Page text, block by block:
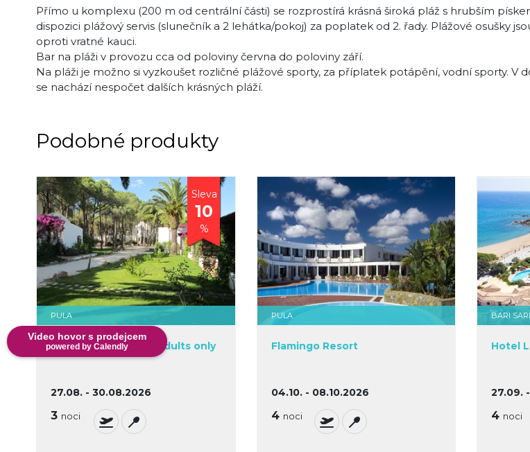
Video hovor s prodejcem
powered by Calendly
Přímo u komplexu (200 m od centrální části) se rozprostírá krásná široká pláž s hrubším
dispozici plážový servis (slunečník a 2 lehátka/pokoj) za poplatek od 2. řady. Plážové osušky
oproti vratné kauci.
Bar na pláži v provozu cca od poloviny června do poloviny září.
Na pláži je možno si vyzkoušet rozličné plážové sporty, za příplatek potápění, vodní sporty. V
se nachází nespočet dalších krásných pláží.
Podobné produkty
Sleva
10
%
PULA
Hotel Mare Pineta - Adults only
27.08. - 30.08.2026
3 noci
PULA
Flamingo Resort
04.10. - 08.10.2026
4 noci
BARI
Hotel
27.09.
4 noci